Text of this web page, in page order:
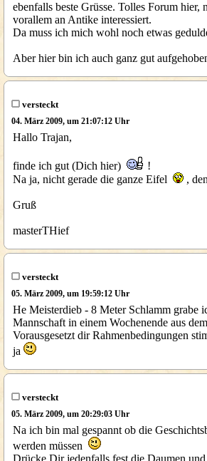
ebenfalls beste Grüsse. Tolles Forum hier,
vorallem an Antike interessiert.
Da muss ich mich wohl noch etwas
Aber hier bin ich auch ganz gut
versteckt
04. März 2009, um 21:07:12 Uhr
Hallo Trajan,
finde ich gut (Dich hier)
!
Na ja, nicht gerade die ganze Eifel
,
Gruß
masterTHief
versteckt
05. März 2009, um 19:59:12 Uhr
He Meisterdieb - 8 Meter Schlamm grabe
Mannschaft in einem Wochenende aus
Vorausgesetzt dir Rahmenbedingungen
ja
versteckt
05. März 2009, um 20:29:03 Uhr
Na ich bin mal gespannt ob die
werden müssen
Drücke Dir jedenfalls fest die Daumen